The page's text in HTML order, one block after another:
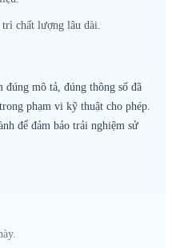
trì chất lượng lâu dài.
đúng mô tả, đúng thông số đã
phạm vi kỹ thuật cho phép.
để đảm bảo trải nghiệm sử